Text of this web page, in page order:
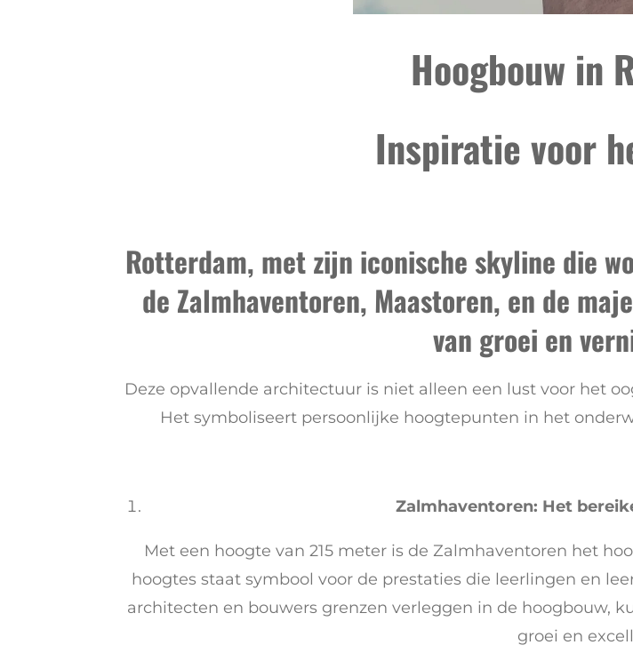
Hoogbouw in
Inspiratie voor
Rotterdam, met zijn iconische skyline die
de Zalmhaventoren, Maastoren, en de
van groei en
Deze opvallende architectuur is niet alleen een lust voor het
Het symboliseert persoonlijke hoogtepunten in het
Zalmhaventoren: Het
Met een hoogte van 215 meter is de Zalmhaventoren het
hoogtes staat symbool voor de prestaties die leerlingen en
architecten en bouwers grenzen verleggen in de hoogbouw,
groei en